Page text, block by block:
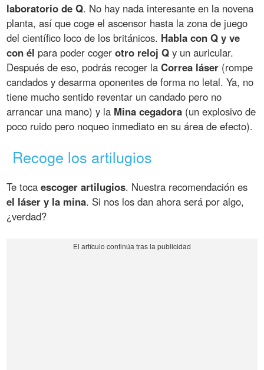
laboratorio de Q. No hay nada interesante en la novena
planta, así que coge el ascensor hasta la zona de juego
del científico loco de los británicos. Habla con Q y ve
con él para poder cogerotro reloj Q y un auricular.
Después de eso, podrás recoger laCorrea láser (rompe
candados y desarma oponentes de forma no letal. Ya, no
tiene mucho sentido reventar un candado pero no
arrancar una mano) y la Mina cegadora (un explosivo de
poco ruido pero noqueo inmediato en su área de efecto).
Recoge los artilugios
Te tocaescoger artilugios. Nuestra recomendación es
el láser y la mina. Si nos los dan ahora será por algo,
¿verdad?